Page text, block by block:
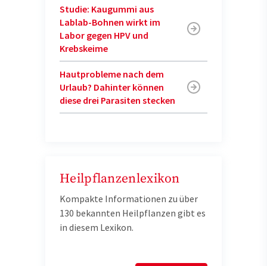
Studie: Kaugummi aus
Lablab-Bohnen wirkt im
Labor gegen HPV und
Krebskeime
Hautprobleme nach dem
Urlaub? Dahinter können
diese drei Parasiten stecken
Heilpflanzenlexikon
Kompakte Informationen zu über
130 bekannten Heilpflanzen gibt es
in diesem Lexikon.